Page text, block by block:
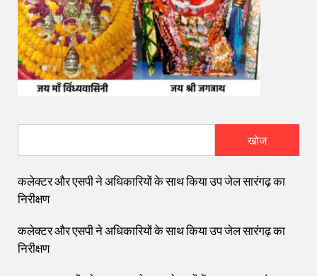
खोज
कलेक्टर और एसपी ने अधिकारियों के साथ किया उप जेल सारंगढ़ का
निरीक्षण
कलेक्टर और एसपी ने अधिकारियों के साथ किया उप जेल सारंगढ़ का
निरीक्षण